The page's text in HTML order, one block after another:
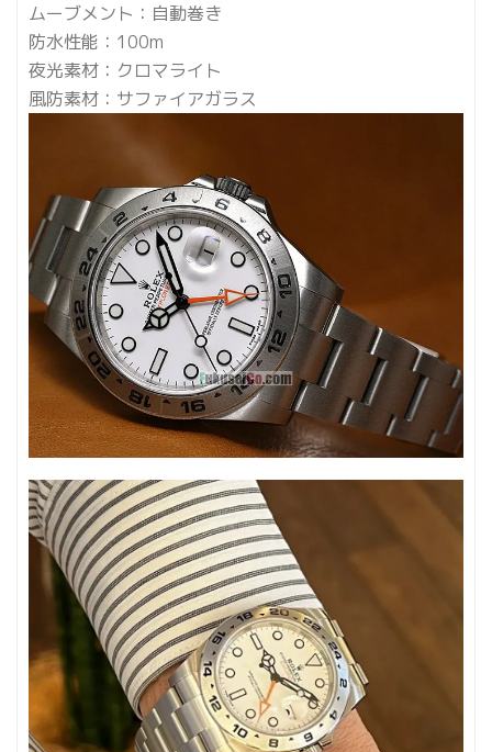
ムーブメント：自動巻き
防水性能：100m
夜光素材：クロマライト
風防素材：サファイアガラス